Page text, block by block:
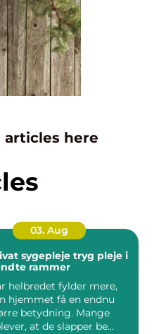
articles here
03. Aug
sygepleje tryg pleje i
rammer
helbredet fylder mere,
hjemmet få en endnu
betydning. Mange
at de slapper be...